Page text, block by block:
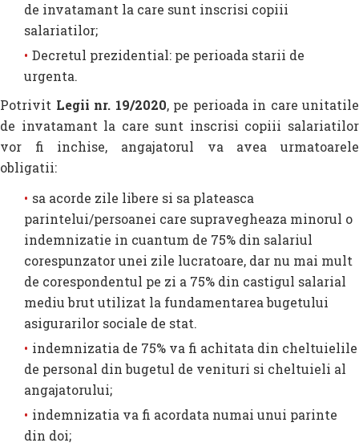
de invatamant la care sunt inscrisi copiii
salariatilor;
Decretul prezidential: pe perioada starii de
urgenta.
Potrivit Legii nr. 19/2020, pe perioada in care unitatile
de invatamant la care sunt inscrisi copiii salariatilor
vor fi inchise, angajatorul va avea urmatoarele
obligatii:
sa acorde zile libere si sa plateasca
parintelui/persoanei care supravegheaza minorul o
indemnizatie in cuantum de 75% din salariul
corespunzator unei zile lucratoare, dar nu mai mult
de corespondentul pe zi a 75% din castigul salarial
mediu brut utilizat la fundamentarea bugetului
asigurarilor sociale de stat.
indemnizatia de 75% va fi achitata din cheltuielile
de personal din bugetul de venituri si cheltuieli al
angajatorului;
indemnizatia va fi acordata numai unui parinte
din doi;